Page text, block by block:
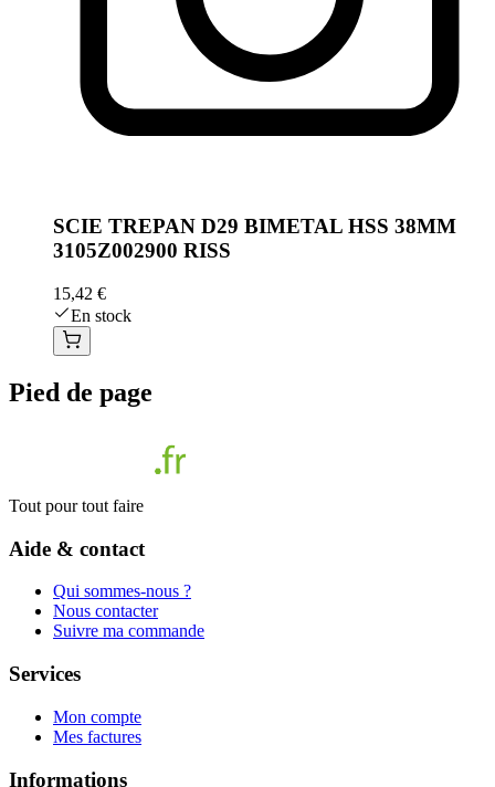
SCIE TREPAN D29 BIMETAL HSS 38MM
3105Z002900 RISS
15,42 €
En stock
Pied de page
Tout pour tout faire
Aide & contact
Qui sommes-nous ?
Nous contacter
Suivre ma commande
Services
Mon compte
Mes factures
Informations